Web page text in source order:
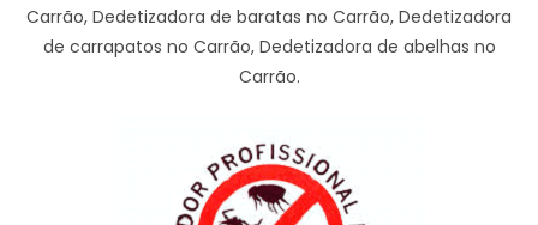
Carrão, Dedetizadora de baratas no Carrão, Dedetizadora
de carrapatos no Carrão, Dedetizadora de abelhas no
Carrão.